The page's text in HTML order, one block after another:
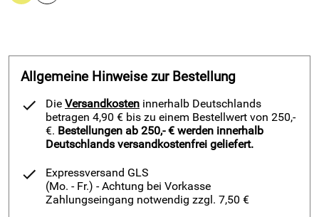
Reaktionsklasse auf Feuer: M3
Rauchklasse: F3
Peroxydische Vernetzung: kein Schwefel
Technische Daten doppelseitiges Klebeband
modifizeirter Acrylatkleber auf Basis wässriger Dispersion.
Er zeigt einen sehr guten Tack verbunden mit einer sehr
hohen Klebekraft auch auf schwierigen Oberflächen.
Allgemeine Hinweise zur Bestellung
Die Versandkosten innerhalb Deutschlands
betragen 4,90 € bis zu einem Bestellwert von 250,-
€. Bestellungen ab 250,- € werden innerhalb
Deutschlands versandkostenfrei geliefert.
Expressversand GLS
(Mo. - Fr.) - Achtung bei Vorkasse
Zahlungseingang notwendig zzgl. 7,50 €